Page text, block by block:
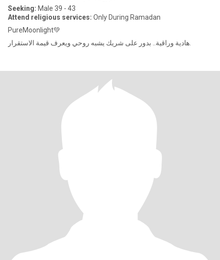
Seeking: Male 39 - 43
Attend religious services: Only During Ramadan
PureMoonlight💚